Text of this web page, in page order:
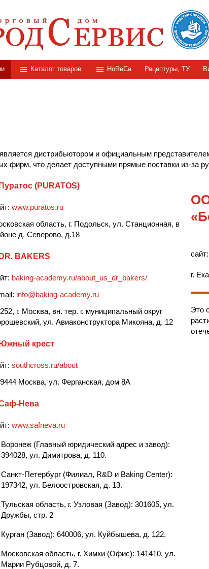
Каталог товаров HoReCa Рецептуры, ТУ
дистрибьютором и официальным
фирм, что делает доступными прямые поставки из-за
Пуратос (PURATOS)
www.puratos.ru
область, г. Подольск, ул. Станционная, в
д. Северово, д.18
DR. BAKERS
baking-academy.ru/about_us_dr_bakers/
info@baking-academy.ru
г. Москва, вн. тер. г. муниципальный округ
ул. Авиаконструктора Микояна, д. 12
Южный крест
southcross.ru/about
Москва, ул. Ферганская, дом 8А
Нева
www.safneva.ru
Воронеж (Главный юридический адрес и завод):
394028, ул. Димитрова, д. 110.
Санкт-Петербург (Филиал, R&D и Baking Center):
197342, ул. Белоостровская, д. 13.
Тульская область, г. Узловая (Завод): 301605, ул.
Дружбы, стр. 2
Курган (Завод): 640006, ул. Куйбышева, д. 122.
Московская область, г. Химки (Офис): 141410, ул.
Марии Рубцовой, д. 7.
сайт:
г.
Это